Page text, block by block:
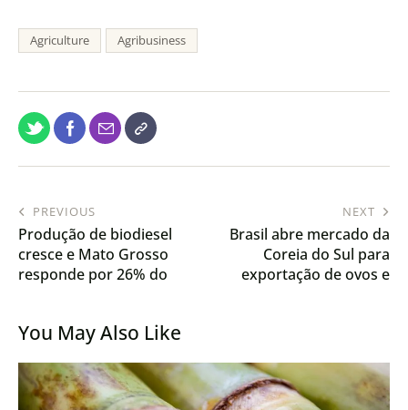
Agriculture Agribusiness
PREVIOUS
Produção de biodiesel
cresce e Mato Grosso
responde por 26% do
NEXT
Brasil abre mercado da
Coreia do Sul para
exportação de ovos e
You May Also Like